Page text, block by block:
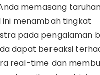
memasang
ini menambah tingkat
pada pengalaman
dapat bereaksi
real-time dan